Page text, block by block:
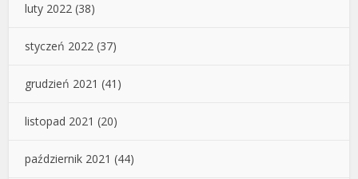
luty 2022 (38)
styczeń 2022 (37)
grudzień 2021 (41)
listopad 2021 (20)
październik 2021 (44)